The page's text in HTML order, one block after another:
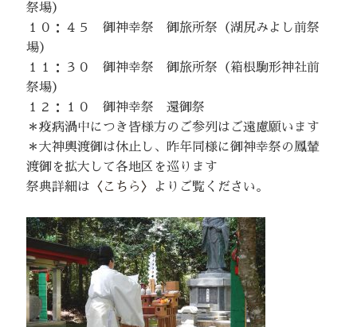
祭場）
１０：４５ 御神幸祭 御旅所祭（湖尻みよし前祭
場）
１１：３０ 御神幸祭 御旅所祭（箱根駒形神社前
祭場）
１２：１０ 御神幸祭 還御祭
＊疫病渦中につき皆様方のご参列はご遠慮願います
＊大神輿渡御は休止し、昨年同様に御神幸祭の鳳輦
渡御を拡大して各地区を巡ります
祭典詳細は 〈こちら〉 よりご覧ください。